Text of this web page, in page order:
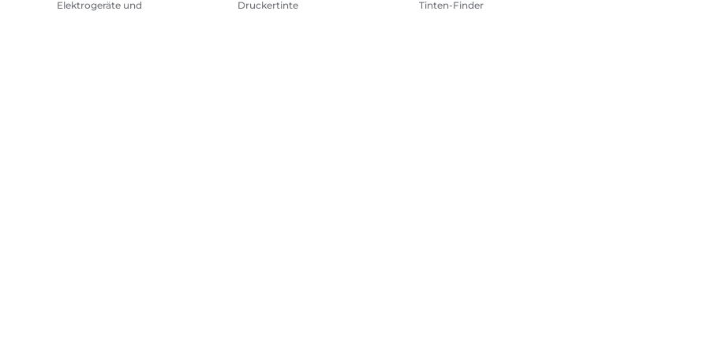
Elektrogeräte und
Druckertinte
Tinten-Finder